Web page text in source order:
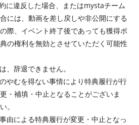
に違反した場合、またはmystaチーム
には、動画を差し戻しや非公開にする
際、イベント終了後であっても獲得ポ
の権利を無効とさせていただく可能性
、辞退できません。
やむを得ない事情により特典履行が行
・補填・中止となることがございま
。
由による特典履行が変更・中止となっ